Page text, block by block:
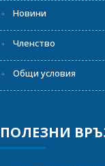
Новини
Членство
Общи условия
ПОЛЕЗНИ